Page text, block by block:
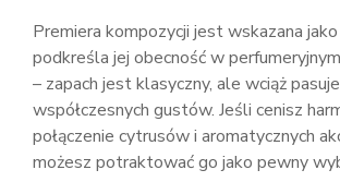
Premiera kompozycji jest wskazana jako
podkreśla jej obecność w
– zapach jest klasyczny, ale wciąż
współczesnych gustów. Jeśli cenisz
połączenie cytrusów i aromatycznych
możesz potraktować go jako pewny